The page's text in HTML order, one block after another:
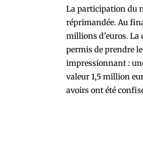
La participation du
réprimandée. Au
millions d’euros. La
permis de prendre
impressionnant :
valeur 1,5 million
avoirs ont été